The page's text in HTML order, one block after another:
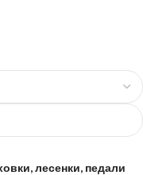
лесенки, педали